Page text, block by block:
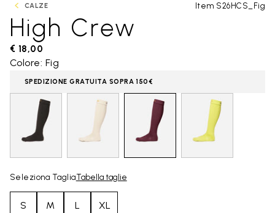
CALZE Item S26HCS_Fig
High Crew
€ 18,00
Colore: Fig
SPEDIZIONE GRATUITA SOPRA 150€
Seleziona TagliaTabella taglie
S M L XL